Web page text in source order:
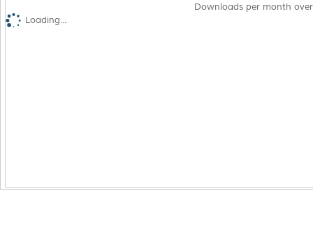
Downloads per month
Loading...